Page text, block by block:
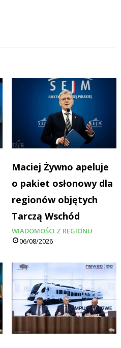
Maciej Żywno apeluje
o pakiet osłonowy dla
regionów objętych
Tarczą Wschód
WIADOMOŚCI Z REGIONU
06/08/2026